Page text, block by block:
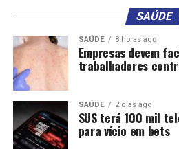
Veja vídeo:
SAÚDE
SAÚDE 8 horas ago
Empresas devem
trabalhadores
SAÚDE 2 dias ago
SUS terá 100 mil
para vício em bets